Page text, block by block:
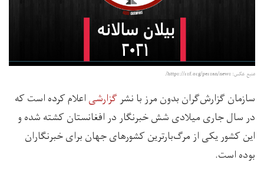
منبع عکس: https://rsf.org/persan/news/
سازمان گزارش‌گران بدون مرز با نشرگزارشیاعلام کرده است که
در سال جاری میلادی شش خبرنگار در افغانستان کشته شده و
این کشور یکی از مرگ‌بارترین کشورهای جهان برای خبرنگاران
بوده است.